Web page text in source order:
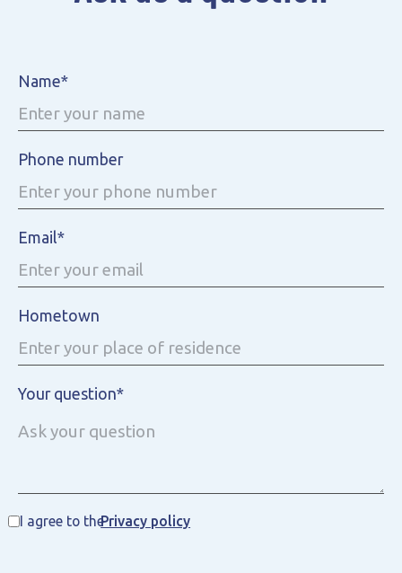
Name*
Phone number
Email*
Hometown
Your question*
I agree to thePrivacy policy